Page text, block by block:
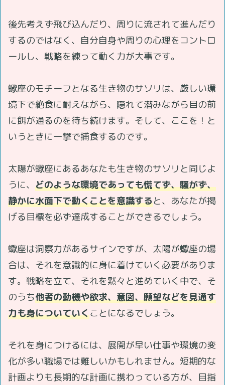
後先考えず飛び込んだり、周りに流されて進んだり
するのではなく、自分自身や周りの心理をコントロ
ールし、戦略を練って動く力が大事です。
蠍座のモチーフとなる生き物のサソリは、厳しい環
境下で絶食に耐えながら、隠れて潜みながら目の前
に餌が通るのを待ち続けます。そして、ここを！と
いうときに一撃で捕食するのです。
太陽が蠍座にあるあなたも生き物のサソリと同じよ
うに、 どのような環境であっても慌てず、騒がず、
静かに水面下で動くことを意識すると、あなたが掲
げる目標を必ず達成することができるでしょう。
蠍座は洞察力があるサインですが、太陽が蠍座の場
合は、それを意識的に身に着けていく必要がありま
す。戦略を立て、それを黙々と進めていく中で、そ
のうち他者の動機や欲求、意図、願望などを見通す
力も身についていくことになるでしょう。
それを身につけるには、展開が早い仕事や環境の変
化が多い職場では難しいかもしれません。短期的な
計画よりも長期的な計画に携わっている方が、目指